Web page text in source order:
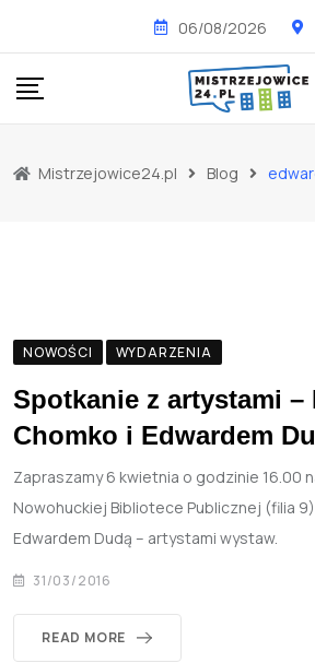
content
06/08/2026
Mistrzejowice24.pl Blog
NOWOŚCI WYDARZENIA
Spotkanie z artystami –
Chomko i Edwardem
Zapraszamy 6 kwietnia o godzinie 16.00
Nowohuckiej Bibliotece Publicznej (filia
Edwardem Dudą – artystami wystaw.
31/03/2016
READ MORE